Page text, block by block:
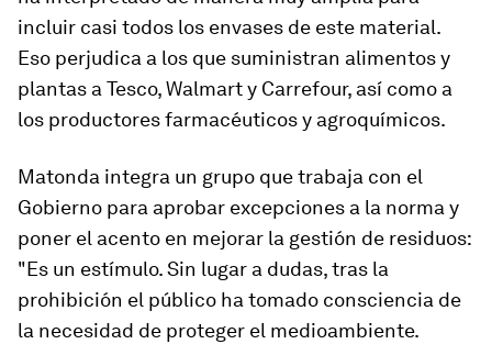
incluir casi todos los envases de este material.
Eso perjudica a los que suministran alimentos y
plantas a Tesco, Walmart y Carrefour, así como a
los productores farmacéuticos y agroquímicos.
Matonda integra un grupo que trabaja con el
Gobierno para aprobar excepciones a la norma y
poner el acento en mejorar la gestión de residuos:
"Es un estímulo. Sin lugar a dudas, tras la
prohibición el público ha tomado consciencia de
la necesidad de proteger el medioambiente.